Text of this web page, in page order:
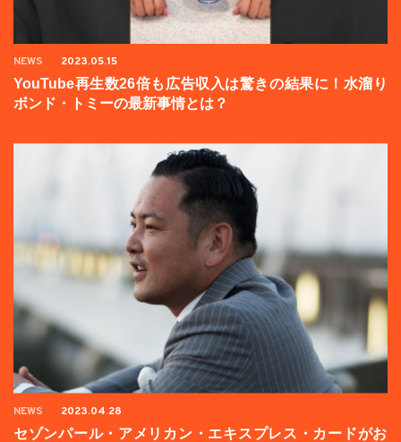
NEWS 2023.05.15
YouTube再生数26倍も広告収入は驚きの結果に！水溜り
ボンド・トミーの最新事情とは？
NEWS 2023.04.28
セゾンパール・アメリカン・エキスプレス・カードがお